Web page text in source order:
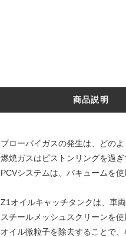
商品説明
ブローバイガスの発生は、どの
燃焼ガスはピストンリングを過
PCVシステムは、バキュームを
Z1オイルキャッチタンクは、車
スチールメッシュスクリーンを
オイル微粒子を除去することで